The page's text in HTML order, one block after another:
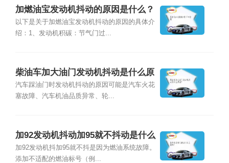
加燃油宝发动机抖动的原因是什么？
以下是关于加燃油宝发动机抖动的原因的具体介
绍：1、发动机积碳：节气门过...
柴油车加大油门发动机抖动是什么原
因？
汽车踩油门时发动机抖动的原因可能是汽车火花
塞故障、汽车机油品质异常、轮...
加92发动机抖动加95就不抖动是什么
原因？
加92发动机抖加95就不抖是因为燃油系统故障。
添加不适配的燃油标号（例...